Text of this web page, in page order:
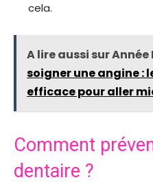
cela.
A lire aussi sur Année
soigner une angine :
efficace pour aller
Comment
dentaire ?